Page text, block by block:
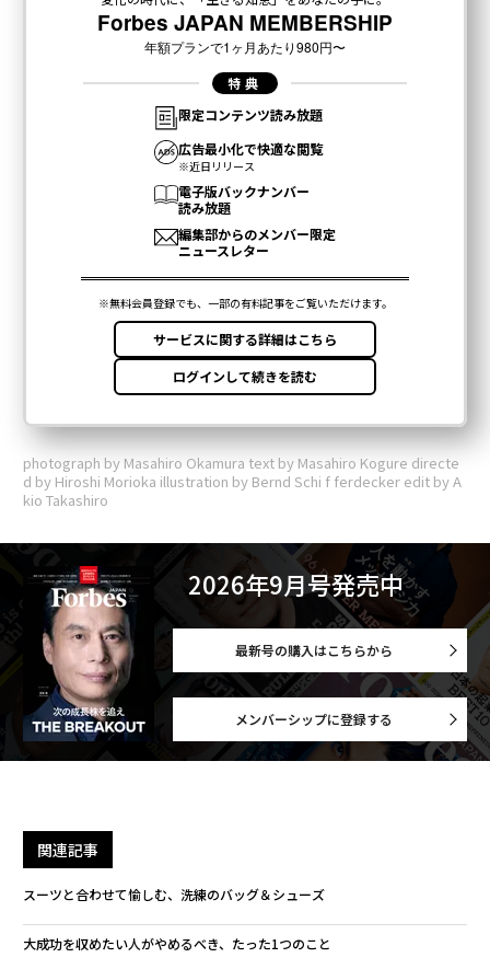
photograph by Masahiro Okamura text by Masahiro Kogure directe
d by Hiroshi Morioka illustration by Bernd Schi f ferdecker edit by A
kio Takashiro
2026年9月号発売中
最新号の購入はこちらから
メンバーシップに登録する
関連記事
スーツと合わせて愉しむ、洗練のバッグ＆シューズ
大成功を収めたい人がやめるべき、たった1つのこと